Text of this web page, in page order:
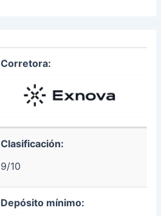
Corretora:
Clasificación:
9/10
Depósito mínimo: